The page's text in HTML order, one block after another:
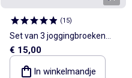
(15)
Set van 3 joggingbroeken
van French Terry
€ 15,00
In winkelmandje